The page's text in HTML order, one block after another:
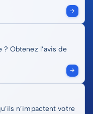
Obtenez l’avis de
n’impactent votre